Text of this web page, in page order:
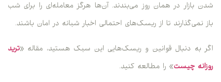
شدن بازار در همان روز می‌بندند. آن‌ها هرگز معامله‌ای را برای شب
باز نمی‌گذارند تا از ریسک‌های احتمالی اخبار شبانه در امان باشند.
اگر به دنبال قوانین و ریسک‌هایی این سبک هستید، مقاله «ترید
روزانه چیست» را مطالعه کنید.